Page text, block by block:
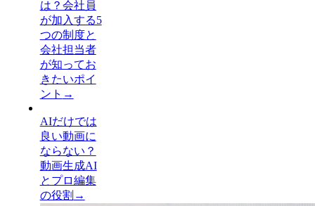
は？会社員
が加入する5
つの制度と
会社担当者
が知ってお
きたいポイ
ント →
AIだけでは
良い動画に
ならない？
動画生成AI
とプロ編集
の役割 →